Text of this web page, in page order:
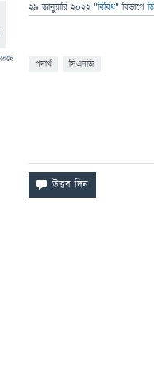
29 জানুয়ারি 2022 "বিবিধ" বিভাগে
পদার্থ সিএনজি